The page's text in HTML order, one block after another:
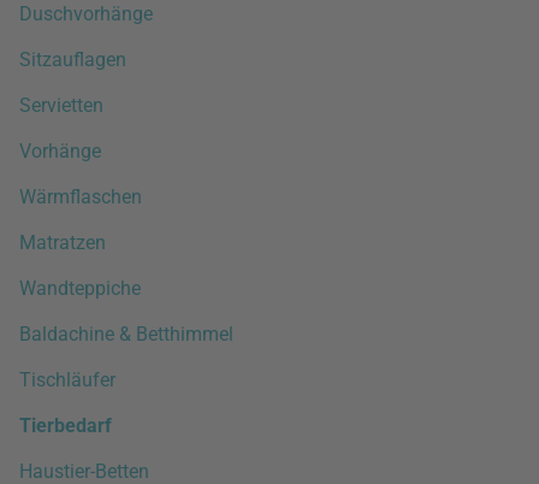
Duschvorhänge
Sitzauflagen
Servietten
Vorhänge
Wärmflaschen
Matratzen
Wandteppiche
Baldachine & Betthimmel
Tischläufer
Tierbedarf
Haustier-Betten